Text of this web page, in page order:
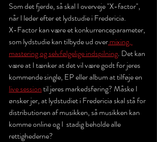
Som det fjerde, så skal I overveje "X-factor",
når I leder efter et lydstudie i Fredericia.
X-Factor kan være et konkurrenceparameter,
som lydstudie kan tilbyde ud over mixing,
mastering og selvfølgelige indspilning. Det kan
være at I tænker at det vil være godt for jeres
kommende single, EP eller album at tilføje en
live session til jeres markedsføring? Måske I
ønsker jer, at lydstudiet i Fredericia skal stå for
distributionen af musikken, så musikken kan
komme online og I  stadig beholde alle
rettighederne?